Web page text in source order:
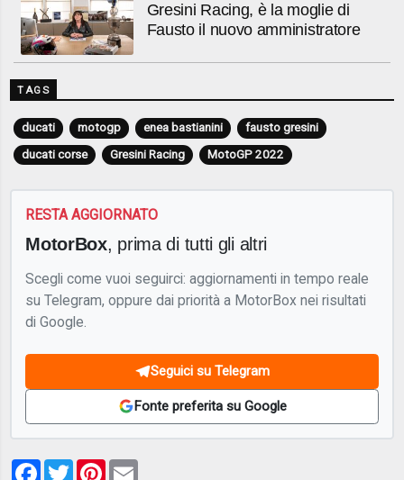
Gresini Racing, è la moglie di
Fausto il nuovo amministratore
TAGS
ducati motogp enea bastianini
fausto gresini
ducati corse
Gresini Racing MotoGP 2022
RESTA AGGIORNATO
MotorBox, prima di tutti gli altri
Scegli come vuoi seguirci: aggiornamenti in tempo reale
su Telegram, oppure dai priorità a MotorBox nei risultati
di Google.
Seguici su Telegram
Fonte preferita su Google
Facebook
TwitterPinterest